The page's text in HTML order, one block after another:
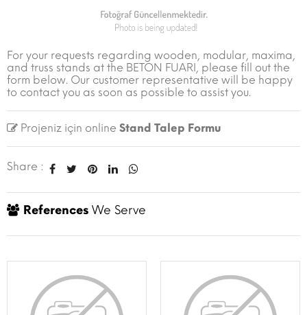
For your requests regarding wooden, modular, maxima,
and truss stands at the BETON FUARI, please fill out the
form below. Our customer representative will be happy
to contact you as soon as possible to assist you.
Projeniz için online Stand Talep Formu
Share :
References We Serve